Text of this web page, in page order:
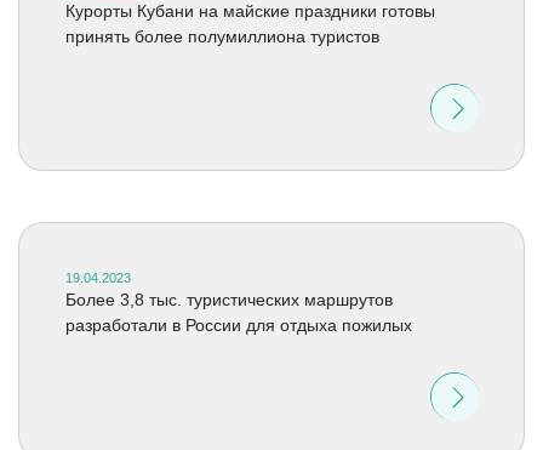
Курорты Кубани на майские праздники готовы
принять более полумиллиона туристов
19.04.2023
Более 3,8 тыс. туристических маршрутов
разработали в России для отдыха пожилых